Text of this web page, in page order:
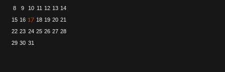
8
9 10 11 12 13 14
15 16 17 18 19 20 21
22 23 24 25 26 27 28
29 30 31